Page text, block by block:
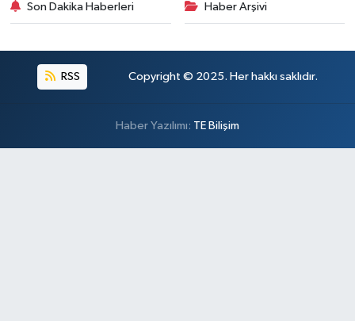
Son Dakika Haberleri Haber Arşivi
RSS Copyright © 2025. Her hakkı saklıdır.
Haber Yazılımı: TE Bilişim